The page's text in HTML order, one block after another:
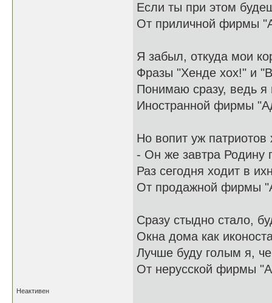
Если ты при этом
От приличной фирмы
Я забыл, откуда мои
Фразы "Хенде хох!" и
Понимаю сразу, ведь
Иностранной фирмы
Но вопит уж патриотов
- Он же завтра Родину
Раз сегодня ходит в
От продажной фирмы
Сразу стыдно стало,
Окна дома как
Лучше буду голым я,
От нерусской фирмы
Неактивен